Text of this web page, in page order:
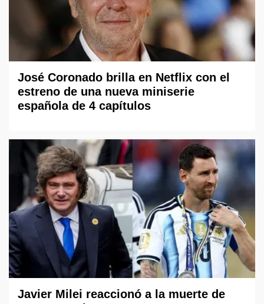
José Coronado brilla en Netflix con el
estreno de una nueva miniserie
española de 4 capítulos
Javier Milei reaccionó a la muerte de